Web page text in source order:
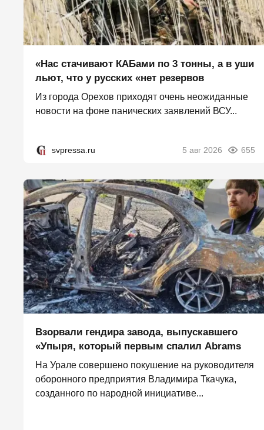
«Нас стачивают КАБами по 3 тонны, а в уши
льют, что у русских «нет резервов
Из города Орехов приходят очень неожиданные
новости на фоне панических заявлений ВСУ...
svpressa.ru 5 авг 2026 655
Взорвали гендира завода, выпускавшего
«Упыря, который первым спалил Abrams
На Урале совершено покушение на руководителя
оборонного предприятия Владимира Ткачука,
созданного по народной инициативе...